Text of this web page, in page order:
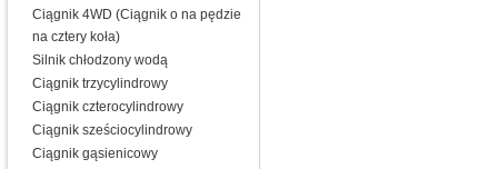
Ciągnik 4WD (Ciągnik o na pędzie
na cztery koła)
Silnik chłodzony wodą
Ciągnik trzycylindrowy
Ciągnik czterocylindrowy
Ciągnik sześciocylindrowy
Ciągnik gąsienicowy